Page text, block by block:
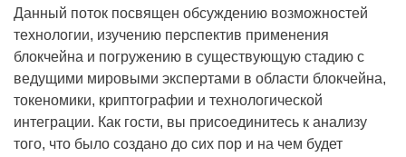
Данный поток посвящен обсуждению возможностей
технологии, изучению перспектив применения
блокчейна и погружению в существующую стадию с
ведущими мировыми экспертами в области блокчейна,
токеномики, криптографии и технологической
интеграции. Как гости, вы присоединитесь к анализу
того, что было создано до сих пор и на чем будет